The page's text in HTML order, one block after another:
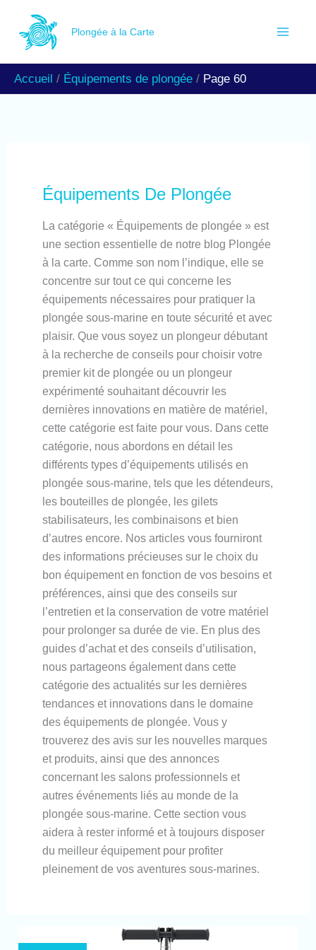
contenu
Plongée à la Carte
Accueil Équipements de plongée Page 60
Équipements De Plongée
La catégorie « Équipements de plongée » est
une section essentielle de notre blog Plongée
à la carte. Comme son nom l’indique, elle se
concentre sur tout ce qui concerne les
équipements nécessaires pour pratiquer la
plongée sous-marine en toute sécurité et avec
plaisir. Que vous soyez un plongeur débutant
à la recherche de conseils pour choisir votre
premier kit de plongée ou un plongeur
expérimenté souhaitant découvrir les
dernières innovations en matière de matériel,
cette catégorie est faite pour vous. Dans cette
catégorie, nous abordons en détail les
différents types d’équipements utilisés en
plongée sous-marine, tels que les détendeurs,
les bouteilles de plongée, les gilets
stabilisateurs, les combinaisons et bien
d’autres encore. Nos articles vous fourniront
des informations précieuses sur le choix du
bon équipement en fonction de vos besoins et
préférences, ainsi que des conseils sur
l’entretien et la conservation de votre matériel
pour prolonger sa durée de vie. En plus des
guides d’achat et des conseils d’utilisation,
nous partageons également dans cette
catégorie des actualités sur les dernières
tendances et innovations dans le domaine
des équipements de plongée. Vous y
trouverez des avis sur les nouvelles marques
et produits, ainsi que des annonces
concernant les salons professionnels et
autres événements liés au monde de la
plongée sous-marine. Cette section vous
aidera à rester informé et à toujours disposer
du meilleur équipement pour profiter
pleinement de vos aventures sous-marines.
Rechercher